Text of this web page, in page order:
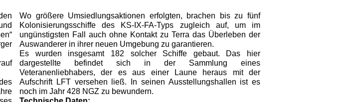
Wo größere Umsiedlungsaktionen erfolgten, brachen bis zu fünf
Kolonisierungsschiffe des KS-IX-FA-Typs zugleich auf, um im
ungünstigsten Fall auch ohne Kontakt zu Terra das Überleben der
Auswanderer in ihrer neuen Umgebung zu garantieren.
Es wurden insgesamt 182 solcher Schiffe gebaut. Das hier
dargestellte befindet sich in der Sammlung eines
Veteranenliebhabers, der es aus einer Laune heraus mit der
Aufschrift LFT versehen ließ. In seinen Ausstel­lungshallen ist es
noch im Jahr 428 NGZ zu bewun­dern.